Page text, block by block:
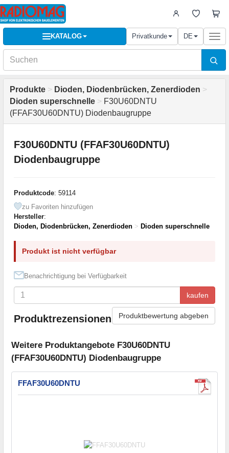
KATALOG Privatkunde DE
Produkte > Dioden, Diodenbrücken, Zenerdioden >
Dioden superschnelle > F30U60DNTU
(FFAF30U60DNTU) Diodenbaugruppe
F30U60DNTU (FFAF30U60DNTU)
Diodenbaugruppe
Produktcode: 59114
zu Favoriten hinzufügen
Hersteller:
Dioden, Diodenbrücken, Zenerdioden > Dioden superschnelle
Produkt ist nicht verfügbar
Benachrichtigung bei Verfügbarkeit
kaufen
Produktrezensionen Produktbewertung abgeben
Weitere Produktangebote F30U60DNTU
(FFAF30U60DNTU) Diodenbaugruppe
FFAF30U60DNTU